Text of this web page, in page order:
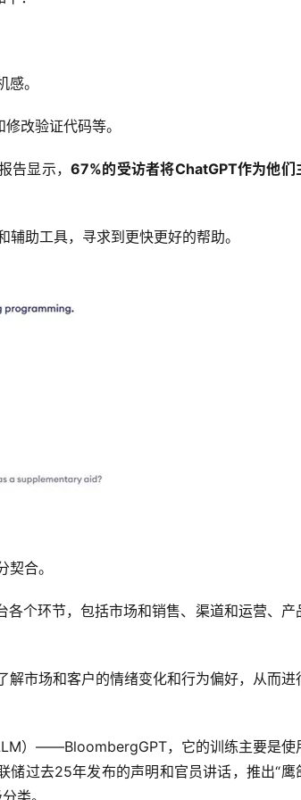
。
改验证代码等。
告显示，67%的受访者将ChatGPT作为他们
助工具，寻求到更快更好的帮助。
合。
个环节，包括市场和销售、渠道和运营、产
解市场和客户的情绪变化和行为偏好，从而进
）——BloombergGPT，它的训练主要是使
储过去25年发布的声明和官员讲话，推出“鹰